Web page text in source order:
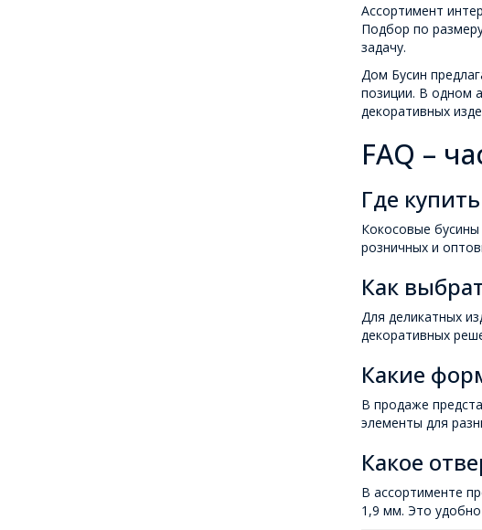
Ассортимент
Подбор по
задачу.
Дом Бусин
позиции. В одном
декоративных
FAQ –
Где
Кокосовые
розничных и
Как
Для деликатных
декоративных
Какие
В продаже
элементы для
Какое
В ассортименте
1,9 мм. Это